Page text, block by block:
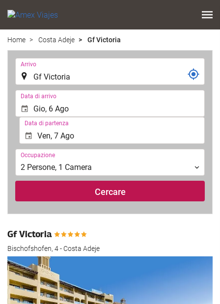
Home Costa Adeje Gf Victoria
Arrivo
Data di arrivo
Data di partenza
Occupazione
Occupazione
2 Persone, 1 Camera
Cercare
Gf Victoria
Bischofshofen, 4 - Costa Adeje